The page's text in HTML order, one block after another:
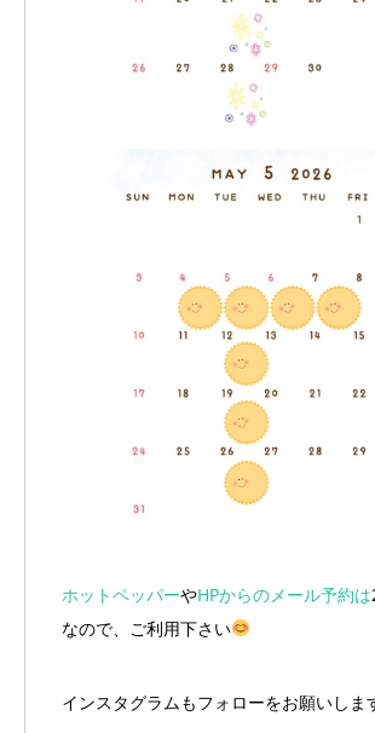
ホットペッパーやHPからのメール予約は
なので、ご利用下さい
インスタグラムもフォローをお願いしま